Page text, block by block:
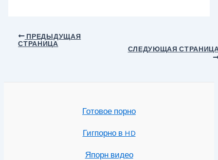
Навигация
ПРЕДЫДУЩАЯ
СТРАНИЦА
СЛЕДУЮЩАЯ
Готовое порно
Гигпорно в HD
Япорн видео